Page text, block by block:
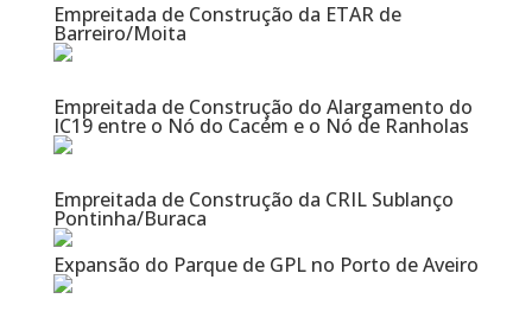
Empreitada de Construção da ETAR de
Barreiro/Moita
Empreitada de Construção do Alargamento do
IC19 entre o Nó do Cacém e o Nó de Ranholas
Empreitada de Construção da CRIL Sublanço
Pontinha/Buraca
Expansão do Parque de GPL no Porto de Aveiro